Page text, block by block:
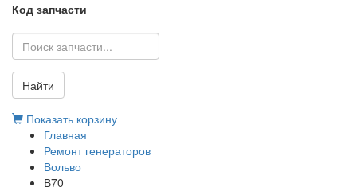
Код запчасти
Найти
Показать корзину
Главная
Ремонт генераторов
Вольво
В70